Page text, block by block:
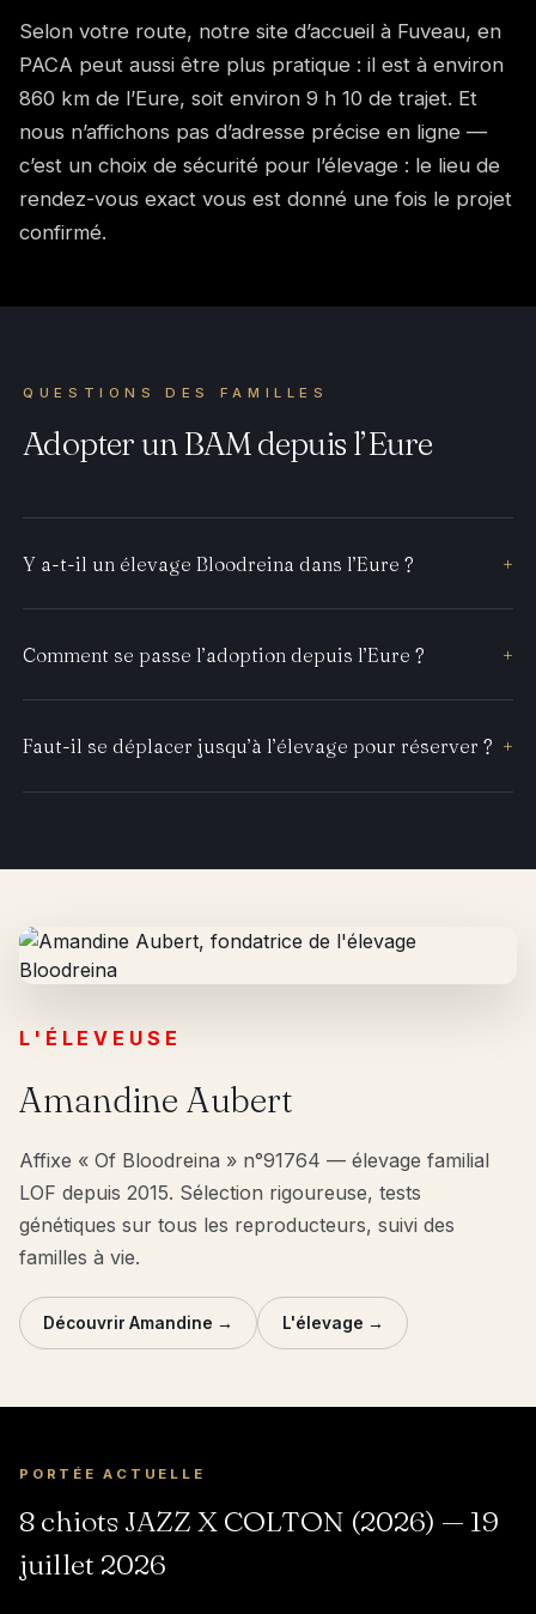
Selon votre route, notre site d’accueil à Fuveau, en
PACA peut aussi être plus pratique : il est à environ
860 km de l’Eure, soit environ 9 h 10 de trajet. Et
nous n’affichons pas d’adresse précise en ligne —
c’est un choix de sécurité pour l’élevage : le lieu de
rendez-vous exact vous est donné une fois le projet
confirmé.
QUESTIONS DES FAMILLES
Adopter un BAM depuis l’Eure
Y a-t-il un élevage Bloodreina dans l’Eure ? +
Comment se passe l’adoption depuis l’Eure ? +
Faut-il se déplacer jusqu’à l’élevage pour réserver ? +
L'ÉLEVEUSE
Amandine Aubert
Affixe « Of Bloodreina » n°91764 — élevage familial
LOF depuis 2015. Sélection rigoureuse, tests
génétiques sur tous les reproducteurs, suivi des
familles à vie.
Découvrir Amandine → L'élevage →
PORTÉE ACTUELLE
8 chiots JAZZ X COLTON (2026) — 19
juillet 2026